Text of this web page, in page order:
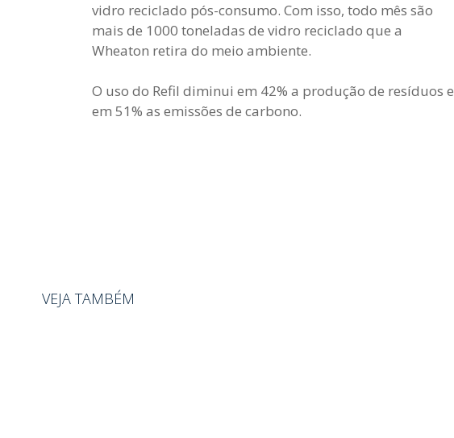
vidro reciclado pós-consumo. Com isso, todo mês são
mais de 1000 toneladas de vidro reciclado que a
Wheaton retira do meio ambiente.
O uso do Refil diminui em 42% a produção de resíduos e
em 51% as emissões de carbono.
VEJA TAMBÉM